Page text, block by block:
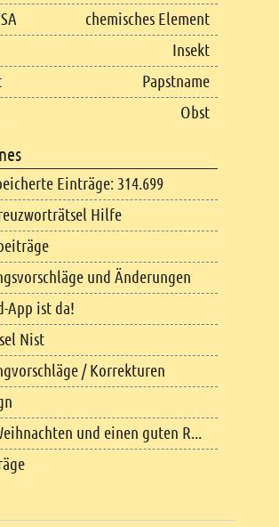
chemisches Element
Insekt
Papstname
Obst
Einträge: 314.699
Hilfe
und Änderungen
App ist da!
Nist
/ Korrekturen
und einen guten R...